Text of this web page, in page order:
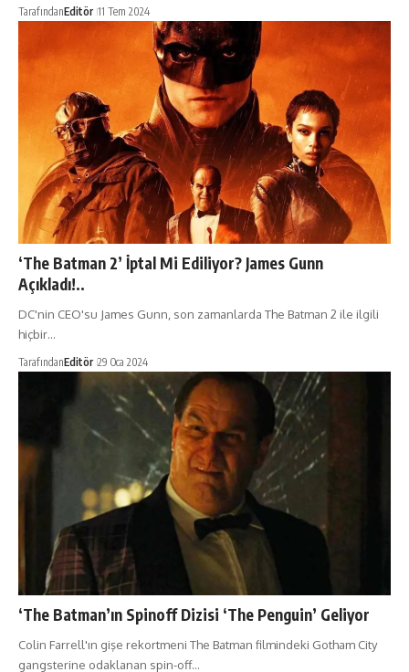
TarafındanEditör 11 Tem 2024
‘The Batman 2’ İptal Mi Ediliyor? James Gunn
Açıkladı!..
DC'nin CEO'su James Gunn, son zamanlarda The Batman 2 ile ilgili
hiçbir…
TarafındanEditör 29 Oca 2024
‘The Batman’ın Spinoff Dizisi ‘The Penguin’ Geliyor
Colin Farrell'ın gişe rekortmeni The Batman filmindeki Gotham City
gangsterine odaklanan spin-off…